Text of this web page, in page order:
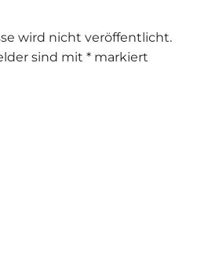
wird nicht veröffentlicht.
sind mit *markiert